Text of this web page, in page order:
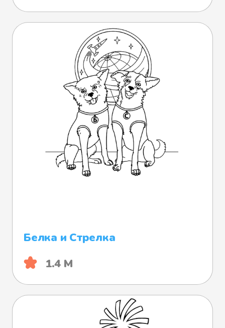
Белка и Стрелка
1.4 М